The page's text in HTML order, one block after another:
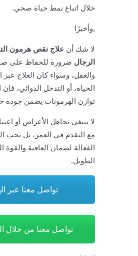
خلال اتباع نمط حياة صحي.
,وأخيرًا
لا شك أن علاج نقص هرمون
الرجال ضرورة للحفاظ على
والعقل، وسواء كان العلاج عبر
الحياة، أو التدخل الدوائي،
توازن الهرمونات يضمن جودة
لا ينبغي تجاهل الأعراض أو
مع التقدم في العمر، بل يجب
الفعالة لضمان العافية والقوة
الطويل.
تواصل معنا عبر
تواصل معنا من خلال